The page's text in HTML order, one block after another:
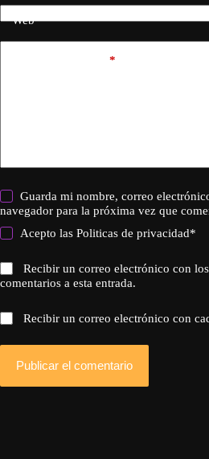
Web
*
Guarda mi nombre, correo
navegador para la próxima vez que
Acepto lasPoliticas de privacidad*
Recibir un correo electrónico con
comentarios a esta entrada.
Recibir un correo electrónico con
Publicar el comentario